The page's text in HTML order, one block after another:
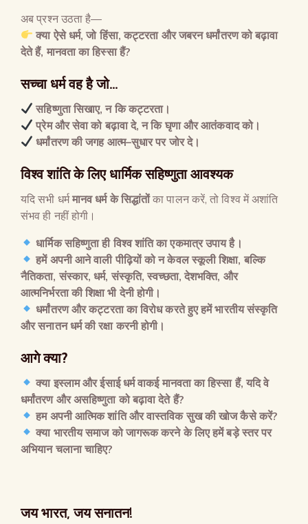
अब प्रश्न उठता है—
क्या ऐसे धर्म,जो हिंसा, कट्टरता और जबरन धर्मांतरण को बढ़ावा
देते हैं, मानवता का हिस्सा हैं?
सच्चा धर्म वह है जो…
सहिष्णुता सिखाए,न कि कट्टरता।
प्रेम और सेवा को बढ़ावा दे,न कि घृणा और आतंकवाद को।
धर्मांतरण की जगह आत्म–सुधार पर जोर दे।
विश्व शांति के लिए धार्मिक सहिष्णुता आवश्यक
यदि सभी धर्ममानव धर्म के सिद्धांतोंका पालन करें, तो विश्व में अशांति
संभव ही नहीं होगी।
धार्मिक सहिष्णुता ही विश्व शांति का एकमात्र उपाय है।
हमें अपनी आने वाली पीढ़ियों को न केवल स्कूली शिक्षा, बल्कि
नैतिकता, संस्कार,धर्म, संस्कृति,स्वच्छता, देशभक्ति, और
आत्मनिर्भरता की शिक्षा भी देनी होगी।
धर्मांतरण और कट्टरता का विरोध करते हुए हमें भारतीय संस्कृति
और सनातन धर्म की रक्षा करनी होगी।
आगे क्या?
क्या इस्लाम और ईसाई धर्म वाकई मानवता का हिस्सा हैं, यदि वे
धर्मांतरण और असहिष्णुता को बढ़ावा देते हैं?
हम अपनी आत्मिक शांति और वास्तविक सुख की खोज कैसे करें?
क्या भारतीय समाज को जागरूक करने के लिए हमें बड़े स्तर पर
अभियान चलाना चाहिए?
जय भारत, जय सनातन!